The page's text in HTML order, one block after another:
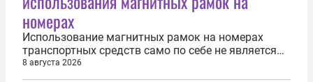
ограничительные меры в отношении тех, кто уехал
за...
номерах
Использование магнитных рамок на номерах
транспортных средств само по себе не является
нарушением, однако есть скрывающие номер
устройства, за которые водителей могут лишить
8 августа 2026